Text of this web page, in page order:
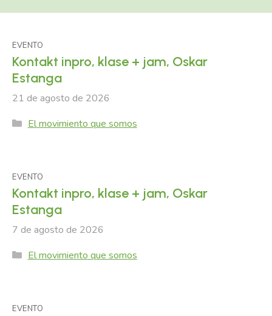
EVENTO
Kontakt inpro, klase + jam, Oskar
Estanga
21 de agosto de 2026
Categories
El movimiento que somos
EVENTO
Kontakt inpro, klase + jam, Oskar
Estanga
7 de agosto de 2026
Categories
El movimiento que somos
EVENTO